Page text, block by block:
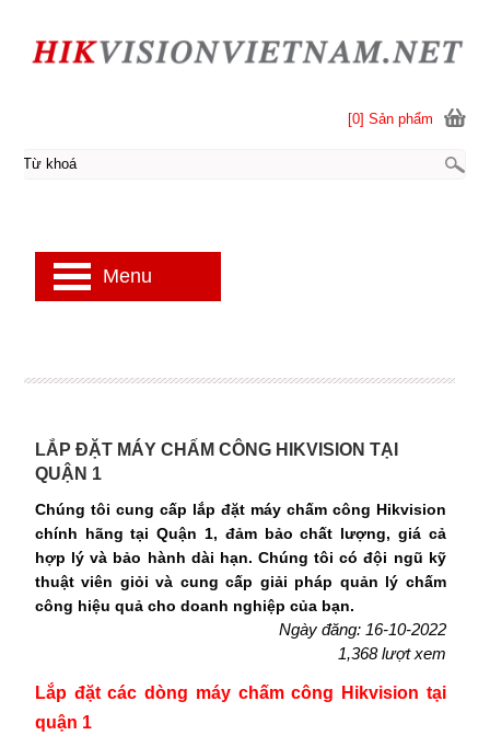
LẮP ĐẶT MÁY CHẤM CÔNG HIKVISION TẠI
QUẬN 1
Chúng tôi cung cấp lắp đặt máy chấm công Hikvision
chính hãng tại Quận 1, đảm bảo chất lượng, giá cả
hợp lý và bảo hành dài hạn. Chúng tôi có đội ngũ kỹ
thuật viên giỏi và cung cấp giải pháp quản lý chấm
công hiệu quả cho doanh nghiệp của bạn.
Ngày đăng: 16-10-2022
1,368 lượt xem
Lắp đặt các dòng máy chấm công Hikvision tại
quận 1
[0] Sản phẩm
Menu